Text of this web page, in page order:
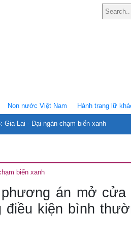
Gia Lai - Đại ngàn chạm biển xanh
Non nước Việt Nam Hành trang lữ
biển xanh
án mở cửa
điều kiện bình